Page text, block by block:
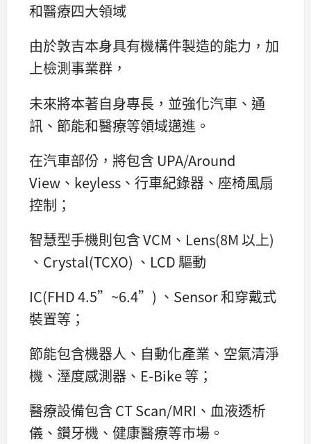
和醫療四大領域
由於敦吉本身具有機構件製造的能力，加
上檢測事業群，
未來將本著自身專長，並強化汽車、通
訊、節能和醫療等領域邁進。
在汽車部份，將包含 UPA/Around
View、keyless、行車紀錄器、座椅風扇
控制；
智慧型手機則包含 VCM、Lens(8M 以上)
、Crystal(TCXO) 、LCD 驅動
IC(FHD 4.5”~6.4”) 、Sensor 和穿戴式
裝置等；
節能包含機器人、自動化產業、空氣清淨
機、溼度感測器、E-Bike 等；
醫療設備包含 CT Scan/MRI、血液透析
儀、鑽牙機、健康醫療等市場。